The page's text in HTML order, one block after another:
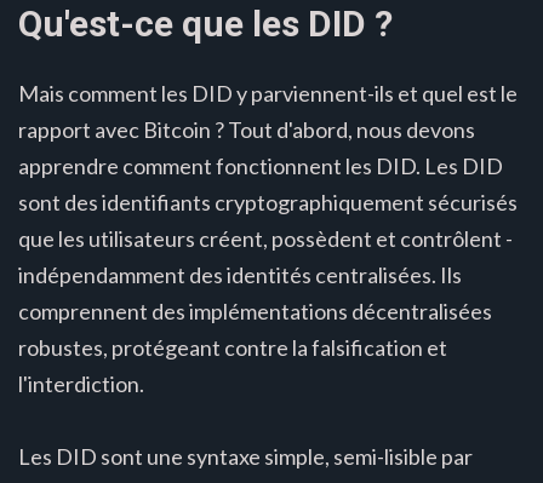
Qu'est-ce que les DID ?
Mais comment les DID y parviennent-ils et quel est le
rapport avec Bitcoin ? Tout d'abord, nous devons
apprendre comment fonctionnent les DID. Les DID
sont des identifiants cryptographiquement sécurisés
que les utilisateurs créent, possèdent et contrôlent -
indépendamment des identités centralisées. Ils
comprennent des implémentations décentralisées
robustes, protégeant contre la falsification et
l'interdiction.
Les DID sont une syntaxe simple, semi-lisible par